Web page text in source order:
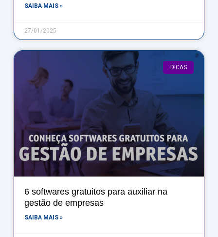
SAIBA MAIS »
27/01/2025
DICAS
6 softwares gratuitos para auxiliar na
gestão de empresas
SAIBA MAIS »